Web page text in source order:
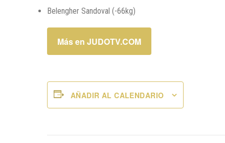
Belengher Sandoval (-66kg)
Más en JUDOTV.COM
AÑADIR AL CALENDARIO